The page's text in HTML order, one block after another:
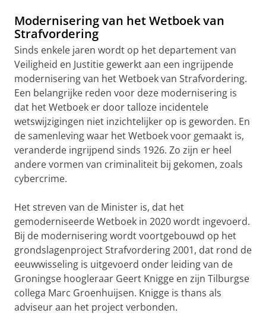
Modernisering van het Wetboek van
Strafvordering
Sinds enkele jaren wordt op het departement van
Veiligheid en Justitie gewerkt aan een ingrijpende
modernisering van het Wetboek van Strafvordering.
Een belangrijke reden voor deze modernisering is
dat het Wetboek er door talloze incidentele
wetswijzigingen niet inzichtelijker op is geworden. En
de samenleving waar het Wetboek voor gemaakt is,
veranderde ingrijpend sinds 1926. Zo zijn er heel
andere vormen van criminaliteit bij gekomen, zoals
cybercrime.
Het streven van de Minister is, dat het
gemoderniseerde Wetboek in 2020 wordt ingevoerd.
Bij de modernisering wordt voortgebouwd op het
grondslagenproject Strafvordering 2001, dat rond de
eeuwwisseling is uitgevoerd onder leiding van de
Groningse hoogleraar Geert Knigge en zijn Tilburgse
collega Marc Groenhuijsen. Knigge is thans als
adviseur aan het project verbonden.